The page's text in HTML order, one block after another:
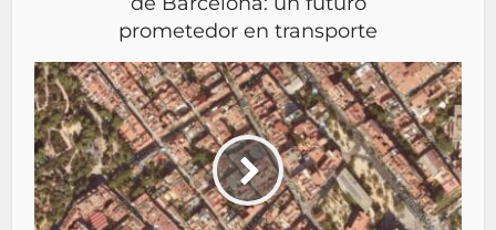
prometedor en transporte